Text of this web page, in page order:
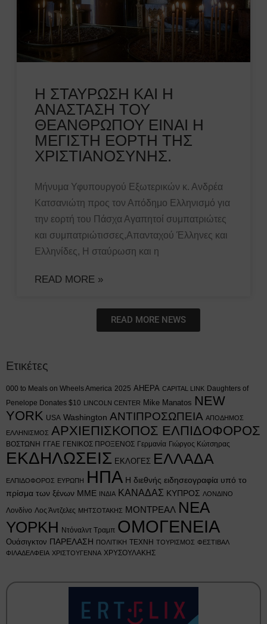
Η ΣΤΑΥΡΩΣΗ ΚΑΙ Η
ΑΝΑΣΤΑΣΗ ΤΟΥ
ΘΕΑΝΘΡΩΠΟΥ ΕΙΝΑΙ Η
ΜΕΓΙΣΤΗ ΕΟΡΤΗ ΤΗΣ
ΧΡΙΣΤΙΑΝΟΣΥΝΗΣ.
Μήνυμα Υφυπουργού Εξωτερικών κ. Ανδρέα
Κατσανιώτη προς τον Απόδημο Ελληνισμό για
την εορτή του Πάσχα Αγαπητοί συμπατριώτες
και συμπατριώτισσες,Απανταχού Έλληνες και
Ελληνίδες, Η σταύρωση και η
READ MORE »
READ MORE NEWS
Ετικέτες
000 to Meals on Wheels America 2025 AHEPA CAPITAL LINK Daughters of
Penelope Donates $10 LINCOLN CENTER Mike Manatos NEW
YORK USA Washington ΑΝΤΙΠΡΟΣΩΠΕΙΑ ΑΠΟΔΗΜΟΣ
ΕΛΛΗΝΙΣΜΟΣ ΑΡΧΙΕΠΙΣΚΟΠΟΣ ΕΛΠΙΔΟΦΟΡΟΣ
ΒΟΣΤΩΝΗ ΓΓΑΕ ΓΕΝΙΚΟΣ ΠΡΟΞΕΝΟΣ Γερμανία Γιώργος Κώτσηρας
ΕΚΔΗΛΩΣΕΙΣ ΕΚΛΟΓΕΣ ΕΛΛΑΔΑ
ΕΛΠΙΔΟΦΟΡΟΣ ΕΥΡΩΠΗ ΗΠΑ Η διεθνής ειδησεογραφία υπό το
πρίσμα των ξένων ΜΜΕ ΙΝΔΙΑ ΚΑΝΑΔΑΣ ΚΥΠΡΟΣ ΛΟΝΔΙΝΟ
Λονδίνο Λος Άντζελες ΜΗΤΣΟΤΑΚΗΣ ΜΟΝΤΡΕΑΛ ΝΕΑ
ΥΟΡΚΗ Ντόναλντ Τραμπ ΟΜΟΓΕΝΕΙΑ
Ουάσιγκτον ΠΑΡΕΛΑΣΗ ΠΟΛΙΤΙΚΗ ΤΕΧΝΗ ΤΟΥΡΙΣΜΟΣ ΦΕΣΤΙΒΑΛ
ΦΙΛΑΔΕΛΦΕΙΑ ΧΡΙΣΤΟΥΓΕΝΝΑ ΧΡΥΣΟΥΛΑΚΗΣ